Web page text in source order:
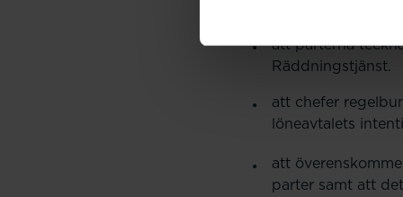
att parterna
Räddningstjänst.
att chefer
löneavtalets
att
parter samt att